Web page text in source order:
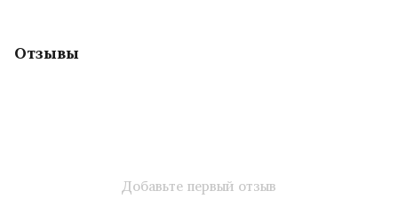
Отзывы
Добавьте первый отзыв